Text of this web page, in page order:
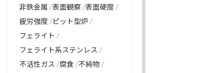
非鉄金属 表面観察 表面硬度
疲労強度
ピット型炉
フェライト
フェライト系ステンレス
不活性ガス
腐食 不純物